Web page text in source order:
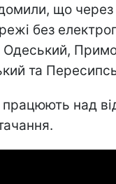
що через
без
та
працюють над